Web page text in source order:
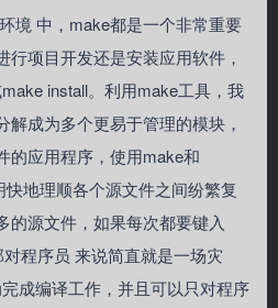
境 中，make都是一个非常重要
行项目开发还是安装应用软件，
install。利用make工具，我
成为多个更易于管理的模块，
的应用程序，使用make和
地理顺各个源文件之间纷繁复
的源文件，如果每次都要键入
程序员 来说简直就是一场灾
成编译工作，并且可以只对程序